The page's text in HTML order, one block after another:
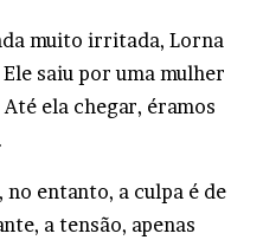
muito irritada, Lorna
saiu por uma mulher
ela chegar, éramos
entanto, a culpa é de
a tensão, apenas